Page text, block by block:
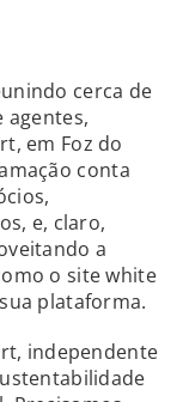
cerca de
agentes,
em Foz do
conta
e, claro,
a
o site white
plataforma.
independente